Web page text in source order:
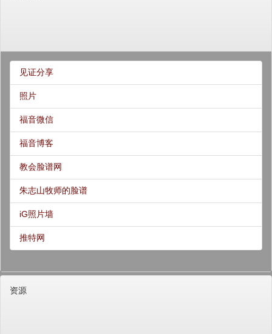
见证分享
照片
福音微信
福音博客
教会脸谱网
朱志山牧师的脸谱
iG照片墙
推特网
资源